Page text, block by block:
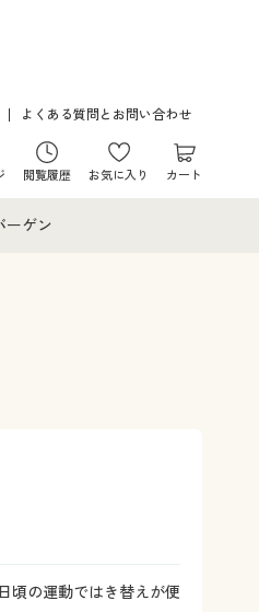
よくある質問とお問い合わせ
閲覧履歴 お気に入り カート
ーゲン
頃の運動ではき替えが便